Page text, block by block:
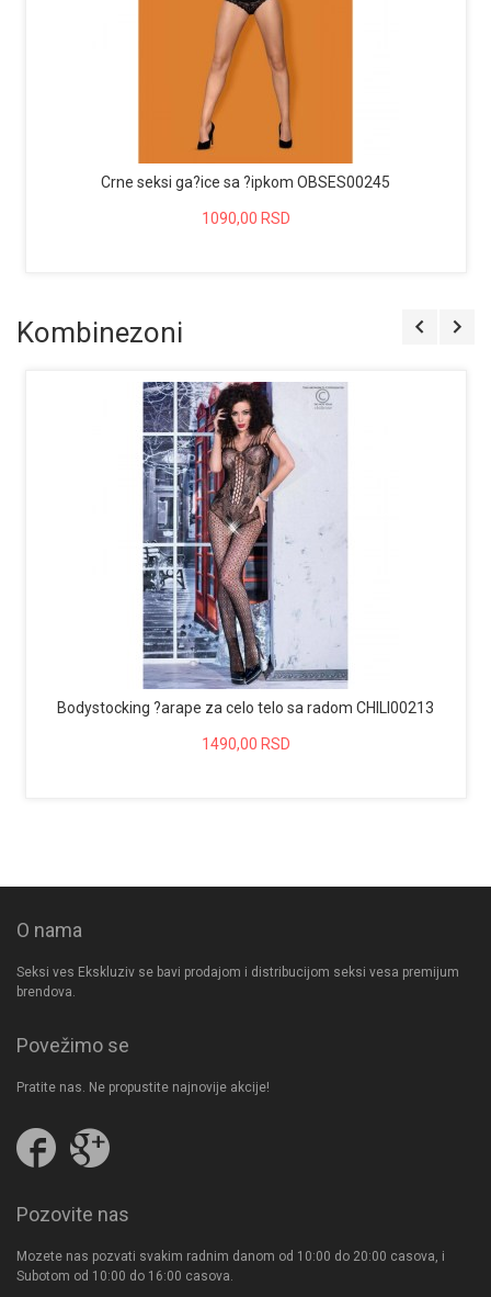
Crne seksi ga?ice sa ?ipkom OBSES00245
1090,00 RSD
Kombinezoni
Bodystocking ?arape za celo telo sa radom CHILI00213
1490,00 RSD
O nama
Seksi ves Ekskluziv se bavi prodajom i distribucijom seksi vesa premijum
brendova.
Povežimo se
Pratite nas. Ne propustite najnovije akcije!
Pratite
nas
us
Plus
Pozovite nas
Mozete nas pozvati svakim radnim danom od 10:00 do 20:00 casova, i
Subotom od 10:00 do 16:00 casova.